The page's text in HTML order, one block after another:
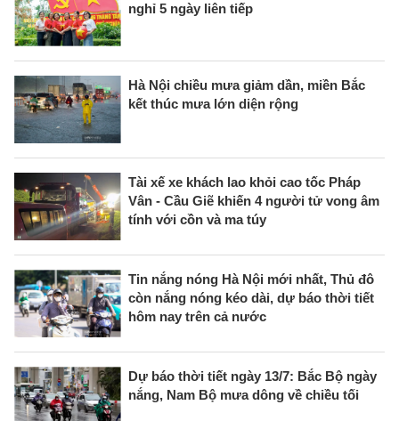
nghỉ 5 ngày liên tiếp
Hà Nội chiều mưa giảm dần, miền Bắc
kết thúc mưa lớn diện rộng
Tài xế xe khách lao khỏi cao tốc Pháp
Vân - Cầu Giẽ khiến 4 người tử vong âm
tính với cồn và ma túy
Tin nắng nóng Hà Nội mới nhất, Thủ đô
còn nắng nóng kéo dài, dự báo thời tiết
hôm nay trên cả nước
Dự báo thời tiết ngày 13/7: Bắc Bộ ngày
nắng, Nam Bộ mưa dông về chiều tối